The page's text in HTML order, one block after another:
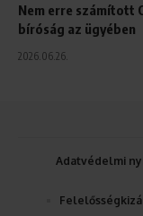
Nem erre számított
bíróság az ügyében
2026.06.26.
Adatvédelmi